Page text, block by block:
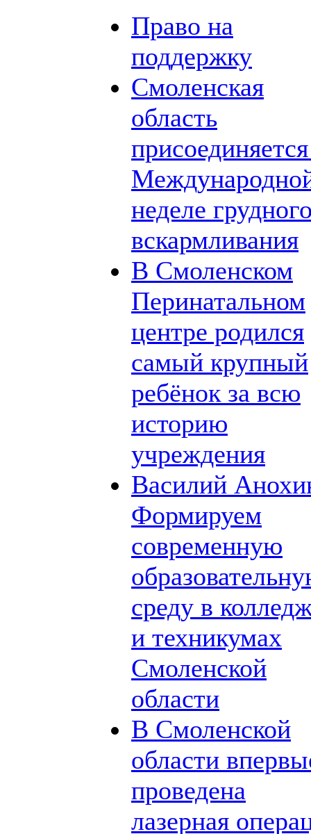
Право на
поддержку
Смоленская
область
неделе
вскармливания
В Смоленском
Перинатальном
центре родился
самый крупный
ребёнок за всю
историю
учреждения
Василий
Формируем
современную
среду в
и техникумах
Смоленской
области
В Смоленской
области
проведена
лазерная